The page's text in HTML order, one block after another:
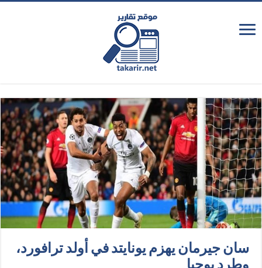
سان جيرمان يهزم يونايتد في أولد ترافورد،